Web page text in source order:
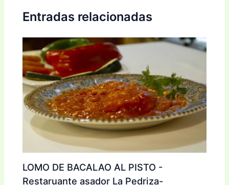
Entradas relacionadas
LOMO DE BACALAO AL PISTO -
Restaruante asador La Pedriza-